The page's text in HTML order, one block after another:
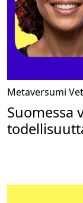
Metaversumi
Suomessa